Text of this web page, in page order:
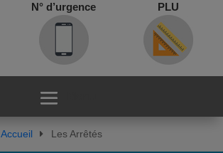
N° d’urgence PLU
Accueil Les Arrêtés